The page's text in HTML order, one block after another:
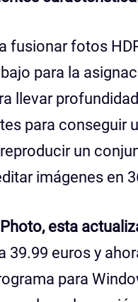
fusionar fotos
para la
llevar
para conseguir
un
imágenes en
esta
39.99 euros y
para